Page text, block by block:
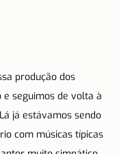
produção dos
e seguimos de volta à
já estávamos sendo
com músicas típicas